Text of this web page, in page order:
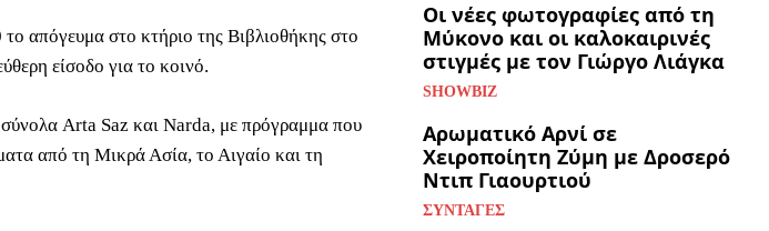
απόγευμα στο κτήριο της Βιβλιοθήκης στο
είσοδο για το κοινό.
Arta Saz και Narda, με πρόγραμμα που
από τη Μικρά Ασία, το Αιγαίο και τη
Οι νέες φωτογραφίες από τη
Μύκονο και οι καλοκαιρινές
στιγμές με τον Γιώργο Λιάγκα
SHOWBIZ
Αρωματικό Αρνί σε
Χειροποίητη Ζύμη με Δροσερό
Ντιπ Γιαουρτιού
ΣΥΝΤΑΓΈΣ